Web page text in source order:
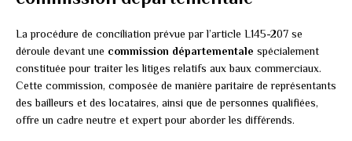
La procédure de conciliation prévue par l’article L145-207 se
déroule devant une commission départementale spécialement
constituée pour traiter les litiges relatifs aux baux commerciaux.
Cette commission, composée de manière paritaire de représentants
des bailleurs et des locataires, ainsi que de personnes qualifiées,
offre un cadre neutre et expert pour aborder les différends.